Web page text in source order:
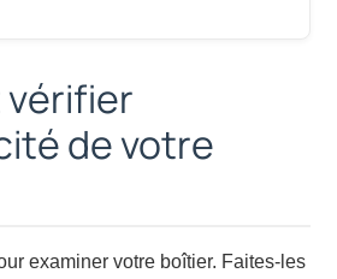
de votre
examiner votre boîtier. Faites-les